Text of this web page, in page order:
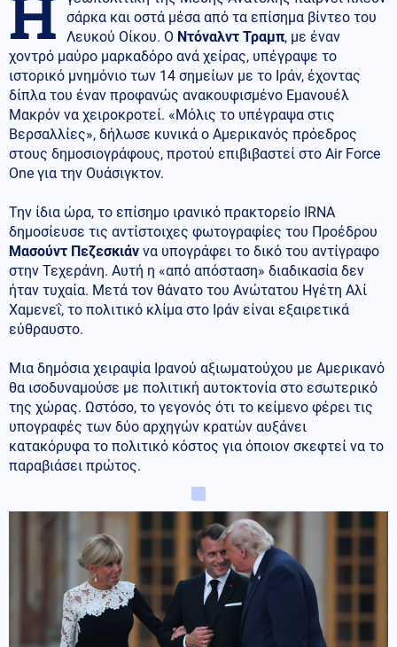
σάρκα και οστά μέσα από τα επίσημα βίντεο του
Λευκού Οίκου. Ο Ντόναλντ Τραμπ, με έναν
χοντρό μαύρο μαρκαδόρο ανά χείρας, υπέγραψε το
ιστορικό μνημόνιο των 14 σημείων με το Ιράν, έχοντας
δίπλα του έναν προφανώς ανακουφισμένο Εμανουέλ
Μακρόν να χειροκροτεί. «Μόλις το υπέγραψα στις
Βερσαλλίες», δήλωσε κυνικά ο Αμερικανός πρόεδρος
στους δημοσιογράφους, προτού επιβιβαστεί στο Air Force
One για την Ουάσιγκτον.
Την ίδια ώρα, το επίσημο ιρανικό πρακτορείο IRNA
δημοσίευσε τις αντίστοιχες φωτογραφίες του Προέδρου
Μασούντ Πεζεσκιάν να υπογράφει το δικό του αντίγραφο
στην Τεχεράνη. Αυτή η «από απόσταση» διαδικασία δεν
ήταν τυχαία. Μετά τον θάνατο του Ανώτατου Ηγέτη Αλί
Χαμενεΐ, το πολιτικό κλίμα στο Ιράν είναι εξαιρετικά
εύθραυστο.
Μια δημόσια χειραψία Ιρανού αξιωματούχου με Αμερικανό
θα ισοδυναμούσε με πολιτική αυτοκτονία στο εσωτερικό
της χώρας. Ωστόσο, το γεγονός ότι το κείμενο φέρει τις
υπογραφές των δύο αρχηγών κρατών αυξάνει
κατακόρυφα το πολιτικό κόστος για όποιον σκεφτεί να το
παραβιάσει πρώτος.